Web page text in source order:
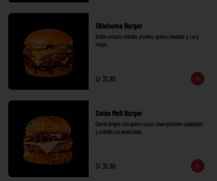
Oklahoma Burger
Doble smash, cebolla, pickles, queso cheddar y Lucy
mayo.
S/ 32.90
Swiss Melt Burger
Carne Angus con queso suizo, champiñones salteados
y cebolla caramelizada.
S/ 35.90